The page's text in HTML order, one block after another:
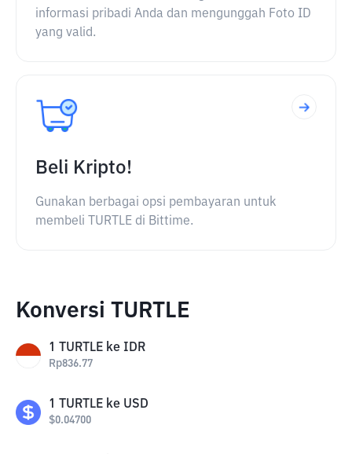
informasi pribadi Anda dan mengunggah Foto ID
yang valid.
Beli Kripto!
Gunakan berbagai opsi pembayaran untuk
membeli TURTLE di Bittime.
Konversi TURTLE
1 TURTLE ke IDR
Rp836.77
1 TURTLE ke USD
$0.04700